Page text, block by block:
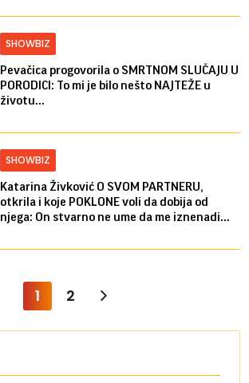
SHOWBIZ
Pevačica progovorila o SMRTNOM SLUČAJU U
PORODICI: To mi je bilo nešto NAJTEŽE u
životu...
SHOWBIZ
Katarina Živković O SVOM PARTNERU,
otkrila i koje POKLONE voli da dobija od
njega: On stvarno ne ume da me iznenadi...
1 2